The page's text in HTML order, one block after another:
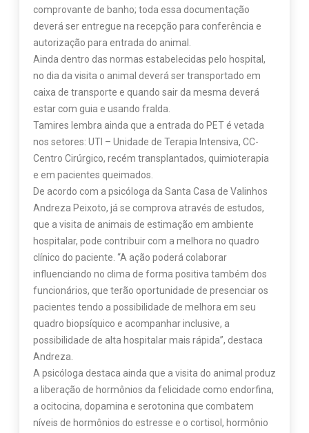
comprovante de banho; toda essa documentação
deverá ser entregue na recepção para conferência e
autorização para entrada do animal.
Ainda dentro das normas estabelecidas pelo hospital,
no dia da visita o animal deverá ser transportado em
caixa de transporte e quando sair da mesma deverá
estar com guia e usando fralda.
Tamires lembra ainda que a entrada do PET é vetada
nos setores: UTI – Unidade de Terapia Intensiva, CC-
Centro Cirúrgico, recém transplantados, quimioterapia
e em pacientes queimados.
De acordo com a psicóloga da Santa Casa de Valinhos
Andreza Peixoto, já se comprova através de estudos,
que a visita de animais de estimação em ambiente
hospitalar, pode contribuir com a melhora no quadro
clínico do paciente. “A ação poderá colaborar
influenciando no clima de forma positiva também dos
funcionários, que terão oportunidade de presenciar os
pacientes tendo a possibilidade de melhora em seu
quadro biopsíquico e acompanhar inclusive, a
possibilidade de alta hospitalar mais rápida”, destaca
Andreza.
A psicóloga destaca ainda que a visita do animal produz
a liberação de hormônios da felicidade como endorfina,
a ocitocina, dopamina e serotonina que combatem
níveis de hormônios do estresse e o cortisol, hormônio